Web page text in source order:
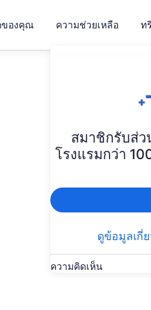
ของคุณ ความช่วยเหลือ ท
สมาชิกรับส่ว
โรงแรมกว่า
ดูข้อมูลเกี่
ความคิดเห็น